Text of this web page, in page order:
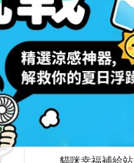
貓咪幸福補給站